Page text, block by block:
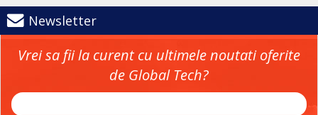
Newsletter
Vrei sa fii la curent cu ultimele noutati oferite
de Global Tech?